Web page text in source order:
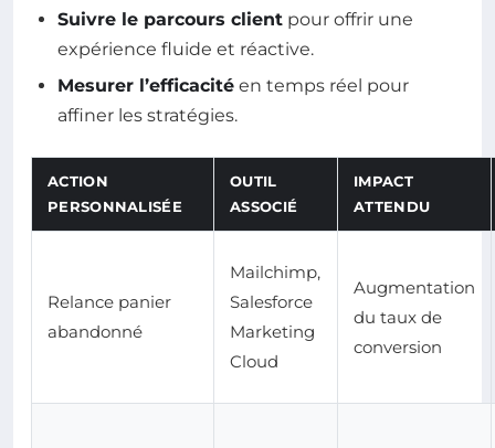
Suivre le parcours client pour offrir une
expérience fluide et réactive.
Mesurer l’efficacité en temps réel pour
affiner les stratégies.
ACTION
PERSONNALISÉE
OUTIL
ASSOCIÉ
IMPACT
ATTENDU
Relance panier
abandonné
Mailchimp,
Salesforce
Marketing
Cloud
Augmentation
du taux de
conversion